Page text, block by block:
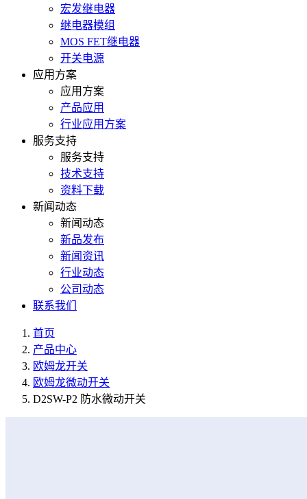
宏发继电器
继电器模组
MOS FET继电器
开关电源
应用方案
应用方案
产品应用
行业应用方案
服务支持
服务支持
技术支持
资料下载
新闻动态
新闻动态
新品发布
新闻资讯
行业动态
公司动态
联系我们
首页
产品中心
欧姆龙开关
欧姆龙微动开关
D2SW-P2 防水微动开关